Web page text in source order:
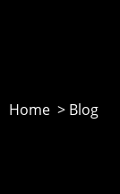
Home > Blog